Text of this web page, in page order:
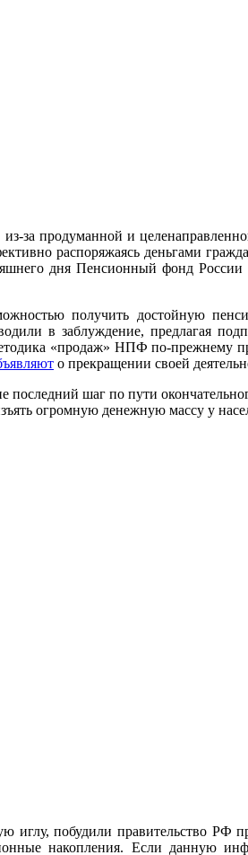
из-за продуманной и
распоряжаясь деньгами
дня Пенсионный фонд
получить достойную
в заблуждение, предлагая
«продаж» НПФ по-прежнему
о прекращении своей
последний шаг по пути
огромную денежную массу у
побудили правительство РФ
накопления. Если данную